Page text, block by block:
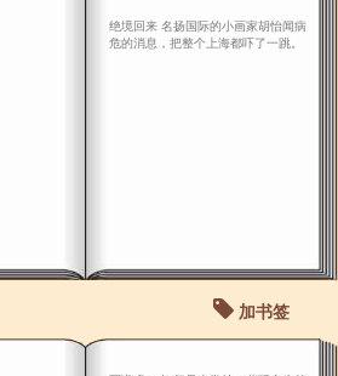
绝境回来 名扬国际的小画家胡怡闻病
危的消息，把整个上海都吓了一跳。
加书签